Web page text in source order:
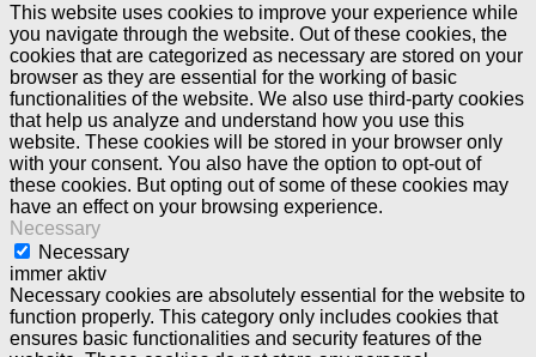
This website uses cookies to improve your experience while
you navigate through the website. Out of these cookies, the
cookies that are categorized as necessary are stored on your
browser as they are essential for the working of basic
functionalities of the website. We also use third-party cookies
that help us analyze and understand how you use this
website. These cookies will be stored in your browser only
with your consent. You also have the option to opt-out of
these cookies. But opting out of some of these cookies may
have an effect on your browsing experience.
Necessary
Necessary
immer aktiv
Necessary cookies are absolutely essential for the website to
function properly. This category only includes cookies that
ensures basic functionalities and security features of the